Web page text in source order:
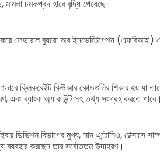
চমকপ্রদ হারে বৃদ্ধি পেয়েছে।
ফেডারাল ব্যুরো অব ইনভেস্টিগেশন (এফবিআই)
ক্লিকবেইট কিউআর কোডগুলির শিকার হয় যা
এবং ব্যাংক অ্যাকাউন্ট সহ তথ্য সংগ্রহ করতে পারে।
বিভাগের মুখ্য, সান এন্টোনিও, টেক্সাসে
ব্যবহার করছেন তার সর্বোত্তম উদাহরণ।